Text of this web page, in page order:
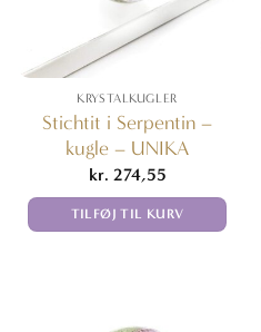
KRYSTALKUGLER
Stichtit i Serpentin –
kugle – UNIKA
kr. 274,55
TILFØJ TIL KURV